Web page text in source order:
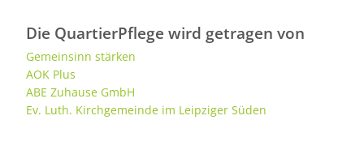
Die QuartierPflege wird getragen von
Gemeinsinn stärken
AOK Plus
ABE Zuhause GmbH
Ev. Luth. Kirchgemeinde im Leipziger Süden